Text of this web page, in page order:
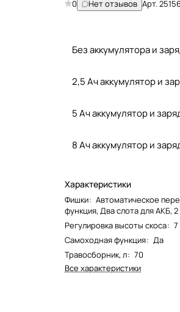
0 Нет отзывов Арт.
Без аккумулятора и
2,5 Ач аккумулятор и
5 Ач аккумулятор и
8 Ач аккумулятор и
Характеристики
Фишки: Автоматическое
функция, Два слота для АКБ, 2
Регулировка высоты скоса:
Самоходная функция: Да
Травосборник, л: 70
Все характеристики